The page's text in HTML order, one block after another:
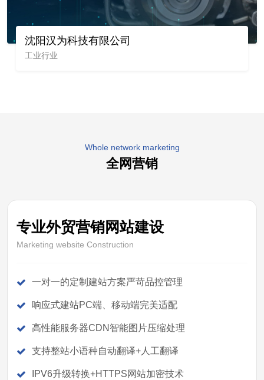
沈阳汉为科技有限公司
工业行业
Whole network marketing
全网营销
专业外贸营销网站建设
Marketing website Construction
一对一的定制建站方案严苛品控管理
响应式建站PC端、移动端完美适配
高性能服务器CDN智能图片压缩处理
支持整站小语种自动翻译+人工翻译
IPV6升级转换+HTTPS网站加密技术